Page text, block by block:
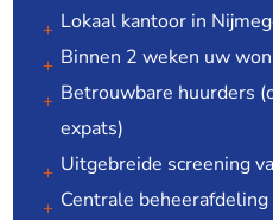
Lokaal kantoor in
Binnen 2 weken uw
Betrouwbare huurders
expats)
Uitgebreide screening
Centrale